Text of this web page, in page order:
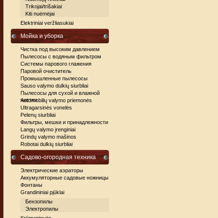
Trikojai/trišakiai
Kiti nuėmėjai
Elektriniai veržliasukiai
Мойка и уборка
Чистка под высоким давлением
Пылесосы с водяным фильтром
Системы парового глажения
Паровой очиститель
Промышленные пылесосы
Sauso valymo dulkių siurbliai
Пылесосы для сухой и влажной
чистки
Automobilių valymo priemonės
Ultragarsinės vonelės
Pelenų siurbliai
Фильтры, мешки и принадлежности
Langų valymo įrenginiai
Grindų valymo mašinos
Robotai dulkių siurbliai
Садово-огородная техника
Электрические аэраторы
Аккумуляторные садовые ножницы
Фонтаны
Grandininiai pjūklai
Бензопилы
Электропилы